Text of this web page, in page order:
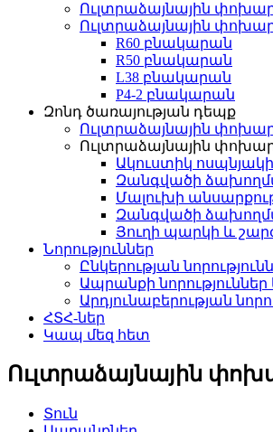
Ուլտրաձայնային
Ուլտրաձայնային
R60 բնակարան
R50 բնակարան
L38 բնակարան
P4-2 բնակարան
Զոնդ ծառայության դեպք
Ուլտրաձայնային
Ուլտրաձայնային
Ակուստիկ
Զանգվածի
Մալուխի
Զանգվածի
Յուղի պարկի և
Նորություններ
Ընկերության
Ապրանքի
Արդյունաբերության
ՀՏՀ-ներ
Կապ մեզ հետ
Ուլտրաձայնային
Տուն